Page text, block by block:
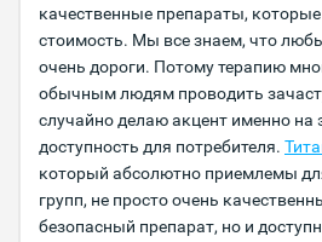
качественные препараты,
стоимость. Мы все знаем, что
очень дороги. Потому терапию
обычным людям проводить
случайно делаю акцент именно на
доступность для потребителя.
который абсолютно приемлемы
групп, не просто очень
безопасный препарат, но и